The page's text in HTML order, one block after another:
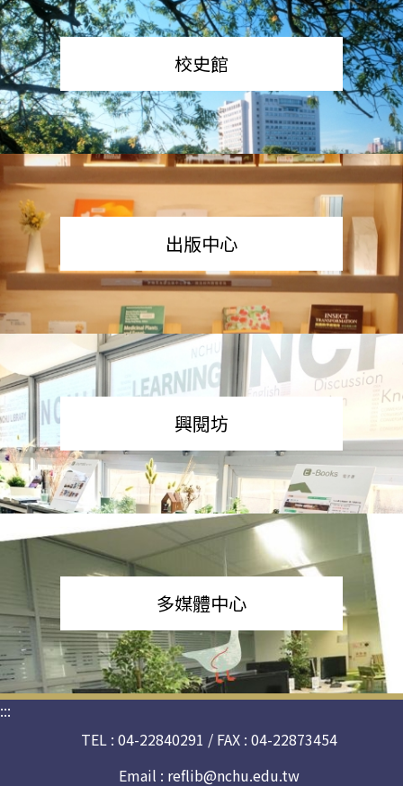
校史館
出版中心
興閱坊
多媒體中心
:::
TEL : 04-22840291 / FAX : 04-22873454
Email : reflib@nchu.edu.tw